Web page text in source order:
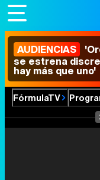
AUDIENCIAS
se estrena
hay más que uno'
FórmulaTV